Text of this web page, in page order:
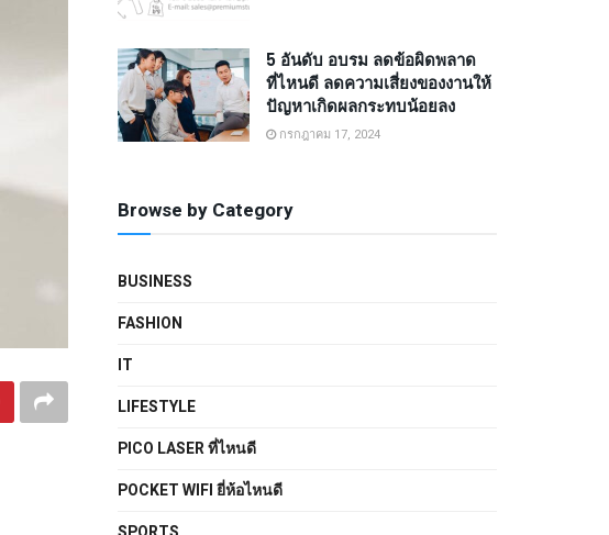
5 อันดับ อบรม ลดข้อผิดพลาด
ที่ไหนดี ลดความเสี่ยงของงานให้
ปัญหาเกิดผลกระทบน้อยลง
กรกฎาคม 17, 2024
Browse by Category
BUSINESS
FASHION
IT
LIFESTYLE
PICO LASER ที่ไหนดี
POCKET WIFI ยี่ห้อไหนดี